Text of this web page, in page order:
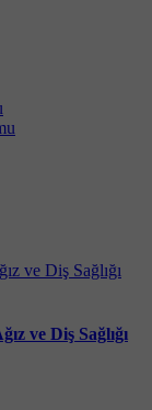
ve Diş Sağlığı